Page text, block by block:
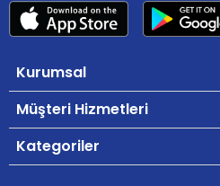
Kurumsal
Müşteri Hizmetleri
Kategoriler